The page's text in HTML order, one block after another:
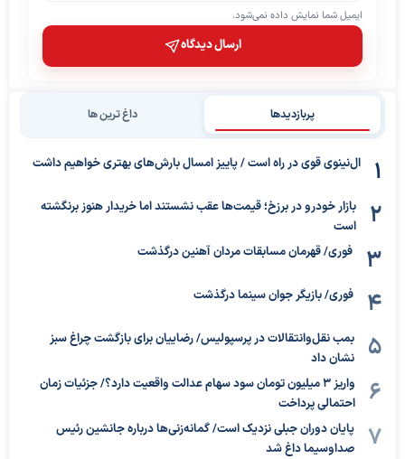
ایمیل شما نمایش داده نمی‌شود.
ارسال دیدگاه
پربازدیدها داغ ترین ها
ال‌نینوی قوی در راه است / پاییز امسال بارش‌های بهتری خواهیم داشت
بازار خودرو در برزخ؛ قیمت‌ها عقب نشستند اما خریدار هنوز برنگشته
است
فوری/ قهرمان مسابقات مردان آهنین درگذشت
فوری/ بازیگر جوان سینما درگذشت
بمب نقل‌وانتقالات در پرسپولیس/ رضاییان برای بازگشت چراغ سبز
نشان داد
واریز ۳ میلیون تومان سود سهام عدالت واقعیت دارد؟/ جزئیات زمان
احتمالی پرداخت
پایان دوران جبلی نزدیک است/ گمانه‌زنی‌ها درباره جانشین رئیس
صداوسیما داغ شد